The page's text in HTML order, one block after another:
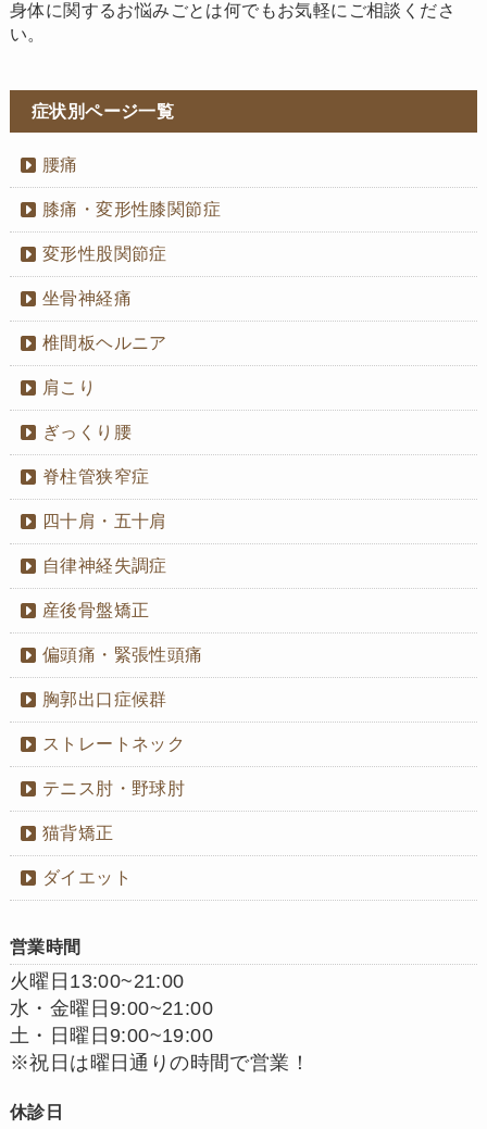
身体に関するお悩みごとは何でもお気軽にご相談くださ
い。
症状別ページ一覧
腰痛
膝痛・変形性膝関節症
変形性股関節症
坐骨神経痛
椎間板ヘルニア
肩こり
ぎっくり腰
脊柱管狭窄症
四十肩・五十肩
自律神経失調症
産後骨盤矯正
偏頭痛・緊張性頭痛
胸郭出口症候群
ストレートネック
テニス肘・野球肘
猫背矯正
ダイエット
営業時間
火曜日13:00~21:00
水・金曜日9:00~21:00
土・日曜日9:00~19:00
※祝日は曜日通りの時間で営業！
休診日